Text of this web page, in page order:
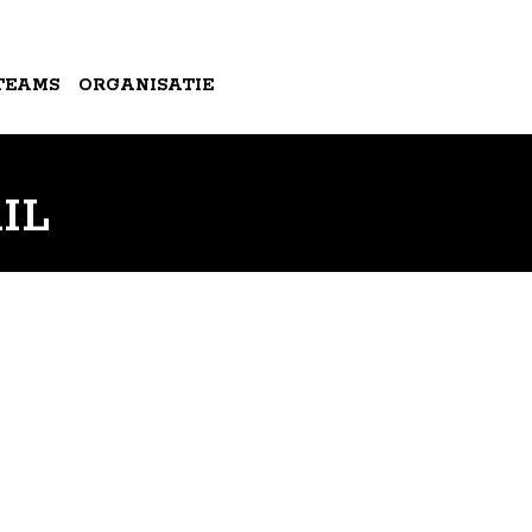
ORGANISATIE